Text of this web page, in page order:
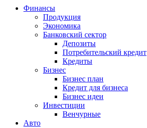
Финансы
Продукция
Экономика
Банковский сектор
Депозиты
Потребительский кредит
Кредиты
Бизнес
Бизнес план
Кредит для бизнеса
Бизнес идеи
Инвестиции
Венчурные
Авто